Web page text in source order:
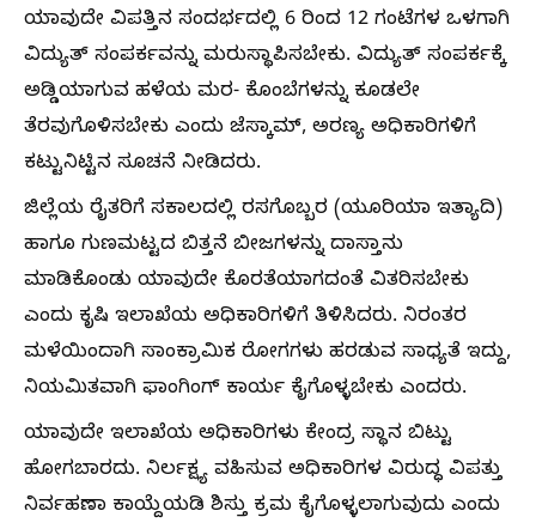
ಯಾವುದೇ ವಿಪತ್ತಿನ ಸಂದರ್ಭದಲ್ಲಿ 6 ರಿಂದ 12 ಗಂಟೆಗಳ ಒಳಗಾಗಿ
ವಿದ್ಯುತ್ ಸಂಪರ್ಕವನ್ನು ಮರುಸ್ಥಾಪಿಸಬೇಕು. ವಿದ್ಯುತ್ ಸಂಪರ್ಕಕ್ಕೆ
ಅಡ್ಡಿಯಾಗುವ ಹಳೆಯ ಮರ- ಕೊಂಬೆಗಳನ್ನು ಕೂಡಲೇ
ತೆರವುಗೊಳಿಸಬೇಕು ಎಂದು ಜೆಸ್ಕಾಮ್, ಅರಣ್ಯ ಅಧಿಕಾರಿಗಳಿಗೆ
ಕಟ್ಟುನಿಟ್ಟಿನ ಸೂಚನೆ ನೀಡಿದರು.
ಜಿಲ್ಲೆಯ ರೈತರಿಗೆ ಸಕಾಲದಲ್ಲಿ ರಸಗೊಬ್ಬರ (ಯೂರಿಯಾ ಇತ್ಯಾದಿ)
ಹಾಗೂ ಗುಣಮಟ್ಟದ ಬಿತ್ತನೆ ಬೀಜಗಳನ್ನು ದಾಸ್ತಾನು
ಮಾಡಿಕೊಂಡು ಯಾವುದೇ ಕೊರತೆಯಾಗದಂತೆ ವಿತರಿಸಬೇಕು
ಎಂದು ಕೃಷಿ ಇಲಾಖೆಯ ಅಧಿಕಾರಿಗಳಿಗೆ ತಿಳಿಸಿದರು. ನಿರಂತರ
ಮಳೆಯಿಂದಾಗಿ ಸಾಂಕ್ರಾಮಿಕ ರೋಗಗಳು ಹರಡುವ ಸಾಧ್ಯತೆ ಇದ್ದು,
ನಿಯಮಿತವಾಗಿ ಫಾಂಗಿಂಗ್ ಕಾರ್ಯ ಕೈಗೊಳ್ಳಬೇಕು ಎಂದರು.
ಯಾವುದೇ ಇಲಾಖೆಯ ಅಧಿಕಾರಿಗಳು ಕೇಂದ್ರ ಸ್ಥಾನ ಬಿಟ್ಟು
ಹೋಗಬಾರದು. ನಿರ್ಲಕ್ಷ್ಯ ವಹಿಸುವ ಅಧಿಕಾರಿಗಳ ವಿರುದ್ಧ ವಿಪತ್ತು
ನಿರ್ವಹಣಾ ಕಾಯ್ದೆಯಡಿ ಶಿಸ್ತು ಕ್ರಮ ಕೈಗೊಳ್ಳಲಾಗುವುದು ಎಂದು